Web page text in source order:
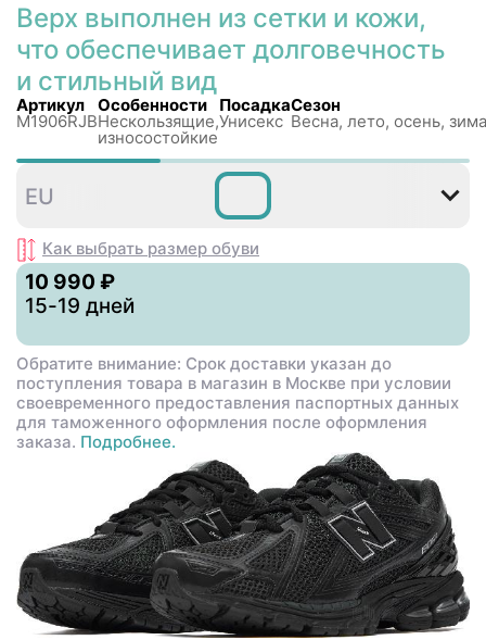
Верх выполнен из сетки и кожи,
что обеспечивает долговечность
и стильный вид
Артикул
M1906RJB
Особенности
Нескользящиe,
износостойкие
Посадка
Унисекс
Сезон
Весна, лето, осень, зима
,5
EU
Как выбрать размер обуви
10 990 ₽
15-19 дней
Обратите внимание: Срок доставки указан до
поступления товара в магазин в Москве при условии
своевременного предоставления паспортных данных
для таможенного оформления после оформления
заказа. Подробнее.